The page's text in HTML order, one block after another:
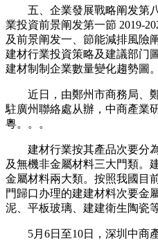
五、企業發展戰略阐发第八
業投資前景阐发第一節 2019-
及前景阐发一、節能減排風險
建材行業投資策略及建議部门
建材制制企業數量變化趨勢圖。
近日，由鄭州市商務局、鄭
駐廣州聯絡處从辦，中商產業
粵。。。
建材行業按其產品次要分為
及無機非金屬材料三大門類。
金屬材料兩大類。按照我國目
門歸口办理的建建材料次要金
泥、平板玻璃、建建衛生陶瓷
5月6日至10日，深圳中商